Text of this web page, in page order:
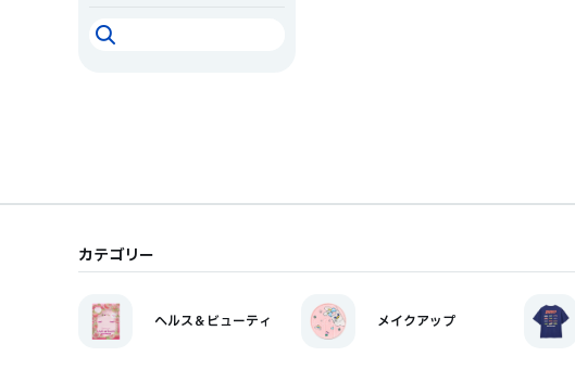
カテゴリー
ヘルス＆ビューティ メイクアップ